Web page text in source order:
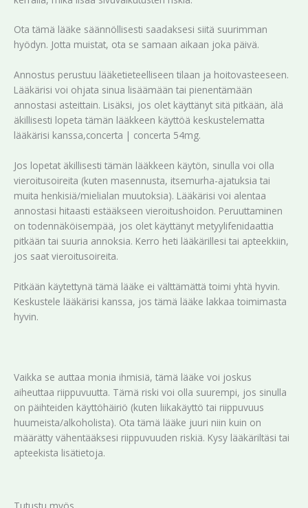
Ota tämä lääke säännöllisesti saadaksesi siitä suurimman
hyödyn. Jotta muistat, ota se samaan aikaan joka päivä.
Annostus perustuu lääketieteelliseen tilaan ja hoitovasteeseen.
Lääkärisi voi ohjata sinua lisäämään tai pienentämään
annostasi asteittain. Lisäksi, jos olet käyttänyt sitä pitkään, älä
äkillisesti lopeta tämän lääkkeen käyttöä keskustelematta
lääkärisi kanssa,concerta | concerta 54mg.
Jos lopetat äkillisesti tämän lääkkeen käytön, sinulla voi olla
vieroitusoireita (kuten masennusta, itsemurha-ajatuksia tai
muita henkisiä/mielialan muutoksia). Lääkärisi voi alentaa
annostasi hitaasti estääkseen vieroitushoidon. Peruuttaminen
on todennäköisempää, jos olet käyttänyt metyylifenidaattia
pitkään tai suuria annoksia. Kerro heti lääkärillesi tai apteekkiin,
jos saat vieroitusoireita.
Pitkään käytettynä tämä lääke ei välttämättä toimi yhtä hyvin.
Keskustele lääkärisi kanssa, jos tämä lääke lakkaa toimimasta
hyvin.
Vaikka se auttaa monia ihmisiä, tämä lääke voi joskus
aiheuttaa riippuvuutta. Tämä riski voi olla suurempi, jos sinulla
on päihteiden käyttöhäiriö (kuten liikakäyttö tai riippuvuus
huumeista/alkoholista). Ota tämä lääke juuri niin kuin on
määrätty vähentääksesi riippuvuuden riskiä. Kysy lääkäriltäsi tai
apteekista lisätietoja.
Tutustu myös